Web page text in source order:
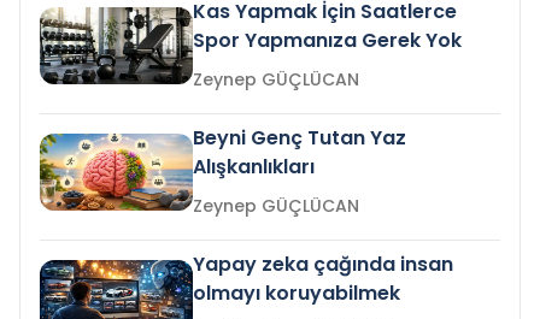
Kas Yapmak İçin Saatlerce
Spor Yapmanıza Gerek Yok
Zeynep GÜÇLÜCAN
Beyni Genç Tutan Yaz
Alışkanlıkları
Zeynep GÜÇLÜCAN
Yapay zeka çağında insan
olmayı koruyabilmek